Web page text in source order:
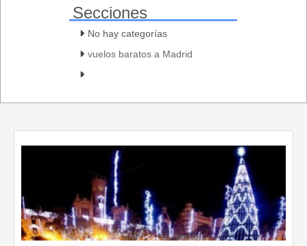
Secciones
No hay categorías
vuelos baratos a Madrid